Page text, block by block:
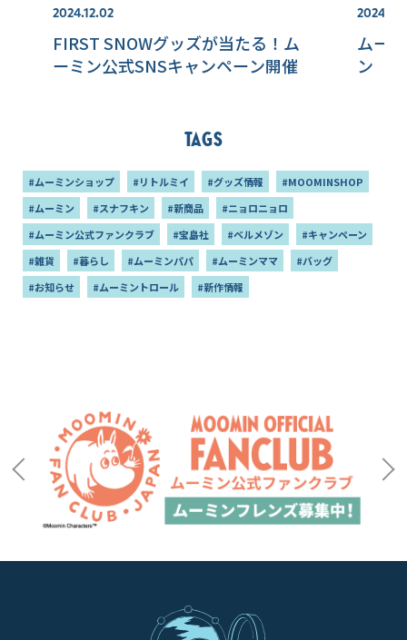
2024.12.02
FIRST SNOWグッズが当たる！ム
ーミン公式SNSキャンペーン開催
ムー
ン【
Tags
#ムーミンショップ #リトルミイ #グッズ情報
#MOOMINSHOP
#ムーミン
#スナフキン #新商品
#ニョロニョロ
#ムーミン公式ファンクラブ
#宝島社 #ベルメゾン
#キャンペーン
#雑貨
#暮らし #ムーミンパパ #ムーミンママ
#バッグ
#お知らせ
#ムーミントロール #新作情報